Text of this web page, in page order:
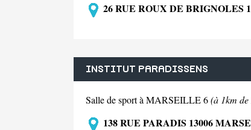
26 RUE ROUX DE BRIGNOLES
INSTITUT PARADISSENS
Salle de sport à MARSEILLE 6(à 1km
138 RUE PARADIS 13006